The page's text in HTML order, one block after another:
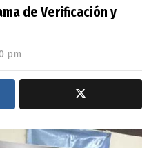
de Verificación y
pm